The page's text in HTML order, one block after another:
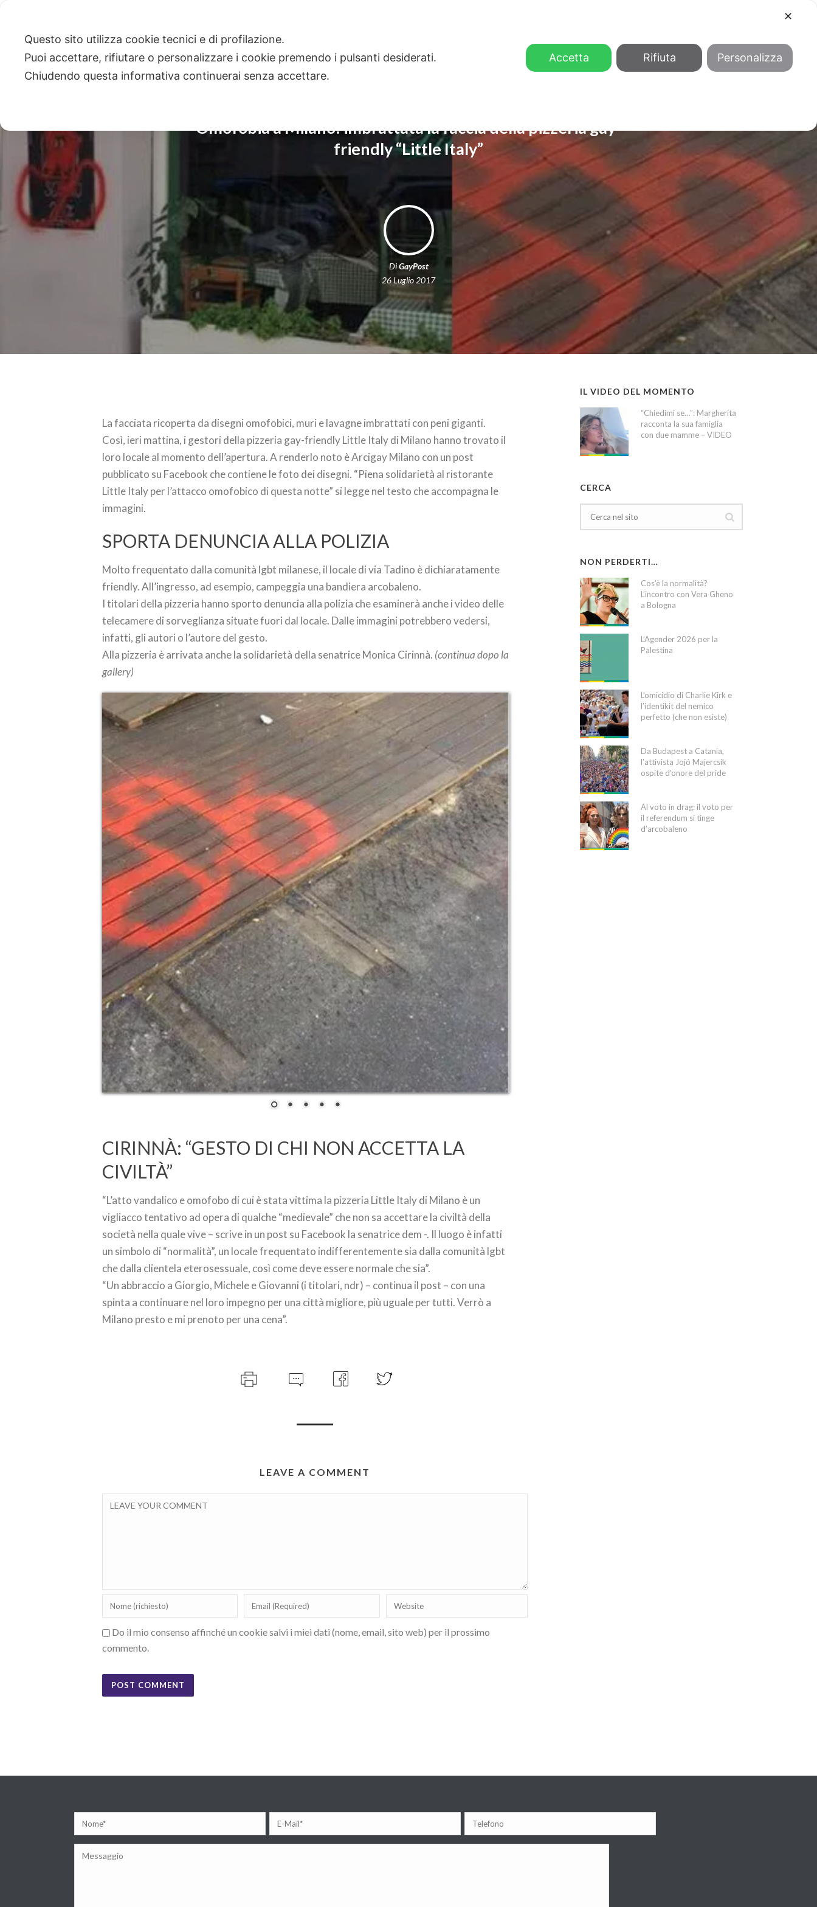
Omofobia a Milano: imbrattata la faccia della pizzeria gay-
friendly “Little Italy”
DiGayPost
26 Luglio 2017
La facciata ricoperta da disegni omofobici, muri e lavagne imbrattati con peni giganti.
Così, ieri mattina, i gestori della pizzeria gay-friendly Little Italy di Milano hanno trovato il
loro locale al momento dell’apertura. A renderlo noto è Arcigay Milano con un post
pubblicato su Facebook che contiene le foto dei disegni. “Piena solidarietà al ristorante
Little Italy per l’attacco omofobico di questa notte” si legge nel testo che accompagna le
immagini.
SPORTA DENUNCIA ALLA POLIZIA
Molto frequentato dalla comunità lgbt milanese, il locale di via Tadino è dichiaratamente
friendly. All’ingresso, ad esempio, campeggia una bandiera arcobaleno.
I titolari della pizzeria hanno sporto denuncia alla polizia che esaminerà anche i video delle
telecamere di sorveglianza situate fuori dal locale. Dalle immagini potrebbero vedersi,
infatti, gli autori o l’autore del gesto.
Alla pizzeria è arrivata anche la solidarietà della senatrice Monica Cirinnà. (continua dopo la
gallery)
CIRINNÀ: “GESTO DI CHI NON ACCETTA LA
CIVILTÀ”
“L’atto vandalico e omofobo di cui è stata vittima la pizzeria Little Italy di Milano è un
vigliacco tentativo ad opera di qualche “medievale” che non sa accettare la civiltà della
società nella quale vive – scrive in un post su Facebook la senatrice dem -. Il luogo è infatti
un simbolo di “normalità”, un locale frequentato indifferentemente sia dalla comunità lgbt
che dalla clientela eterosessuale, così come deve essere normale che sia”.
“Un abbraccio a Giorgio, Michele e Giovanni (i titolari, ndr) – continua il post – con una
spinta a continuare nel loro impegno per una città migliore, più uguale per tutti. Verrò a
Milano presto e mi prenoto per una cena”.
LEAVE A COMMENT
Do il mio consenso affinché un cookie salvi i miei dati (nome, email, sito web) per il prossimo
commento.
IL VIDEO DEL MOMENTO
“Chiedimi se…”: Margherita
racconta la sua famiglia
con due mamme – VIDEO
CERCA
NON PERDERTI…
Cos’è la normalità?
L’incontro con Vera Gheno
a Bologna
L’Agender 2026 per la
Palestina
L’omicidio di Charlie Kirk e
l’identikit del nemico
perfetto (che non esiste)
Da Budapest a Catania,
l’attivista Jojó Majercsik
ospite d’onore del pride
Al voto in drag: il voto per
il referendum si tinge
d’arcobaleno
✕
Questo sito utilizza cookie tecnici e di profilazione.
Puoi accettare, rifiutare o personalizzare i cookie premendo i pulsanti desiderati.
Chiudendo questa informativa continuerai senza accettare.
Accetta Rifiuta Personalizza